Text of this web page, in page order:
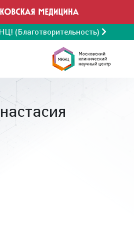
(Благотворительность)